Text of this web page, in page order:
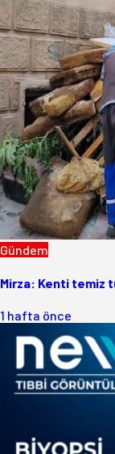
Gündem
Mirza: Kenti temiz
1 hafta önce